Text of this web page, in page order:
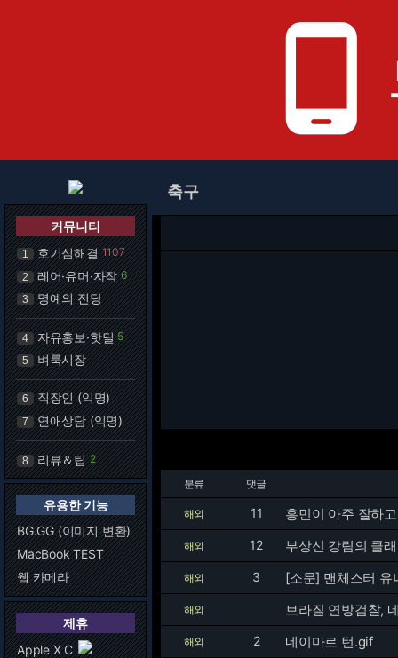
phone_android
커뮤니티
1 호기심해결 1107
2 레어·유머·자작 6
3 명예의 전당
4 자유홍보·핫딜 5
5 벼룩시장
6 직장인 (익명)
7 연애상담 (익명)
8 리뷰＆팁 2
유용한 기능
BG.GG (이미지 변환)
MacBook TEST
웹 카메라
제휴
Apple X C
축구
분류 댓글
해외 11 흥민이 아주 잘하
해외 12 부상신 강림의 클
해외 3 [소문] 맨체스터 유
해외 브라질 연방검찰,
해외 2 네이마르 턴.gif